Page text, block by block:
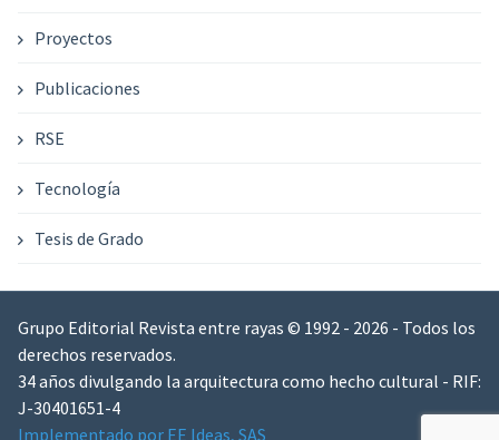
Proyectos
Publicaciones
RSE
Tecnología
Tesis de Grado
Grupo Editorial Revista entre rayas © 1992 - 2026 - Todos los
derechos reservados.
34 años divulgando la arquitectura como hecho cultural - RIF:
J-30401651-4
Implementado por EE Ideas, SAS